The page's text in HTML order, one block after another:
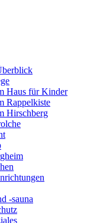
Haus für Kinder
Rappelkiste
Hirschberg
-sauna